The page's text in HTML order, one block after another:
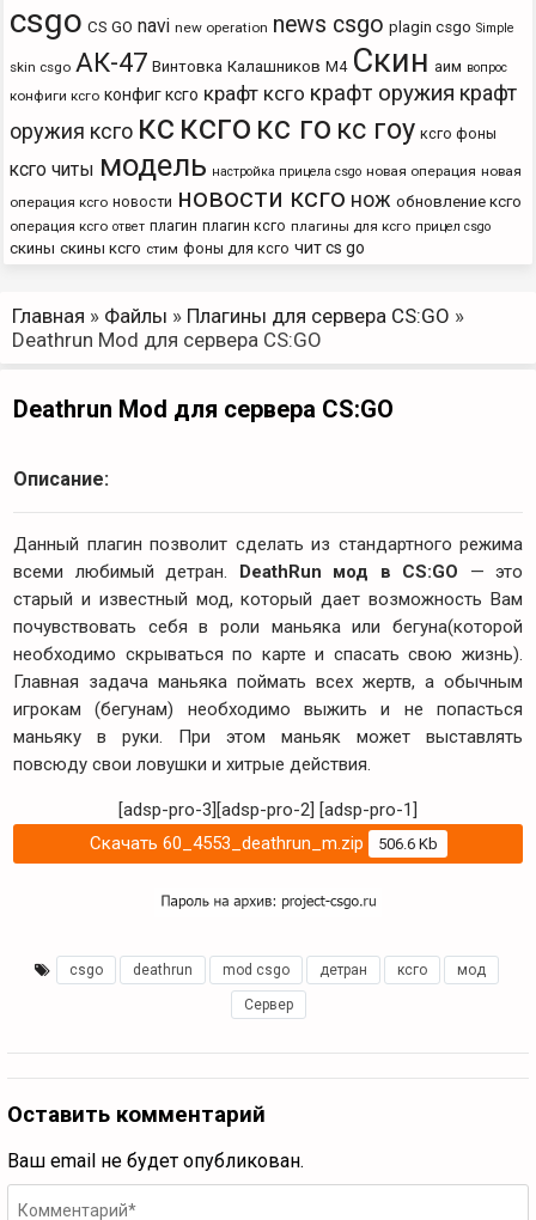
csgo CS GO navi new operation news csgo plagin csgo Simple
skin csgo АК-47 Винтовка Калашников М4 Скин аим вопрос
конфиги ксго конфиг ксго крафт ксго крафт оружия крафт
оружия ксго кс ксго кс го кс гоу ксго фоны
ксго читы модель настройка прицела csgo новая операция новая
операция ксго новости новости ксго нож обновление ксго
операция ксго ответ плагин плагин ксго плагины для ксго прицел csgo
скины скины ксго стим фоны для ксго чит cs go
Главная » Файлы » Плагины для сервера CS:GO »
Deathrun Mod для сервера CS:GO
Deathrun Mod для сервера CS:GO
Описание:
Данный плагин позволит сделать из стандартного режима
всеми любимый детран. DeathRun мод в CS:GO — это
старый и известный мод, который дает возможность Вам
почувствовать себя в роли маньяка или бегуна(которой
необходимо скрываться по карте и спасать свою жизнь).
Главная задача маньяка поймать всех жертв, а обычным
игрокам (бегунам) необходимо выжить и не попасться
маньяку в руки. При этом маньяк может выставлять
повсюду свои ловушки и хитрые действия.
[adsp-pro-3][adsp-pro-2] [adsp-pro-1]
Скачать 60_4553_deathrun_m.zip
506.6 Kb
csgo deathrun mod csgo детран ксго мод
Сервер
Оставить комментарий
Ваш email не будет опубликован.